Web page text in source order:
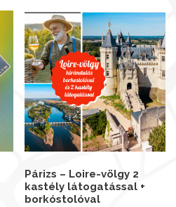
Párizs – Loire-völgy 2
kastély látogatással +
borkóstolóval